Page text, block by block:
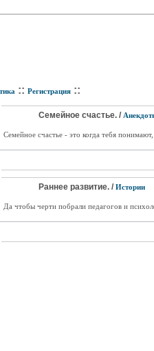
:: Регистрация ::
Семейное счастье. /
Семейное счастье - это когда тебя
Раннее развитие. / Истории
Да чтобы черти побрали педагогов и